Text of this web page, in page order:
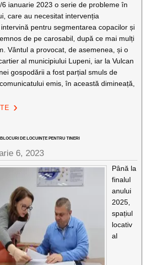
ianuarie 2023 o serie de probleme în
care au necesitat intervenția
pentru segmentarea copacilor și
de pe carosabil, după ce mai mulți
Vântul a provocat, de asemenea, și o
al municipiului Lupeni, iar la Vulcan
gospodării a fost parțial smuls de
emis, în această dimineață,
DE LOCUINȚE PENTRU TINERI
6, 2023
Până la
finalul
anului
2025,
spațiul
locativ
al